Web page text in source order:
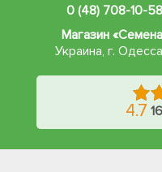
0 (48) 708-10-58
Магазин
Украина, г. Одесса
4.7